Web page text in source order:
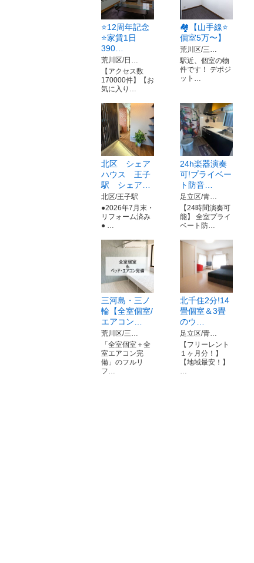
⭐️12周年記念
⭐️家賃1日
390…
荒川区/日…
【アクセス数
170000件】【お
気に入り…
🏘【山手線⭐️
個室5万〜】
荒川区/三…
駅近、個室の物
件です！ デポジ
ット…
北区 シェア
ハウス 王子
駅 シェア…
北区/王子駅
●2026年7月末・
リフォーム済み
● …
24h楽器演奏
可!プライベー
ト防音…
足立区/青…
【24時間演奏可
能】 全室プライ
ベート防…
三河島・三ノ
輪【全室個室/
エアコン…
荒川区/三…
「全室個室＋全
室エアコン完
備」のフルリ
フ…
北千住2分!14
畳個室＆3畳
のウ…
足立区/青…
【フリーレント
１ヶ月分！】
【地域最安！】